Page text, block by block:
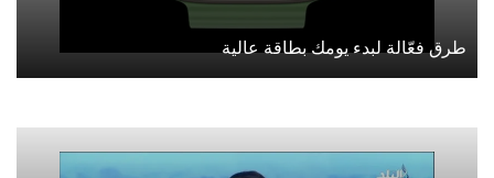
طرق فعّالة لبدء يومك بطاقة عالية